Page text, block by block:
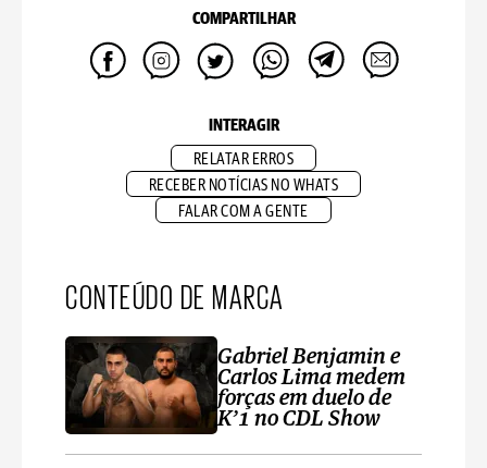
COMPARTILHAR
INTERAGIR
RELATAR ERROS
RECEBER NOTÍCIAS NO WHATS
FALAR COM A GENTE
CONTEÚDO DE MARCA
Gabriel Benjamin e
Carlos Lima medem
forças em duelo de
K’1 no CDL Show